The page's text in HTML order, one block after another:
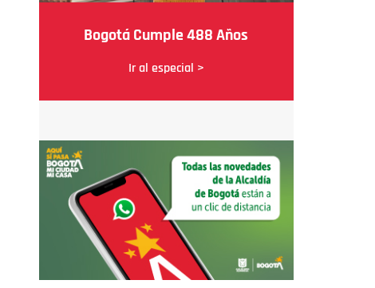
Bogotá Cumple 488 Años
Ir al especial >